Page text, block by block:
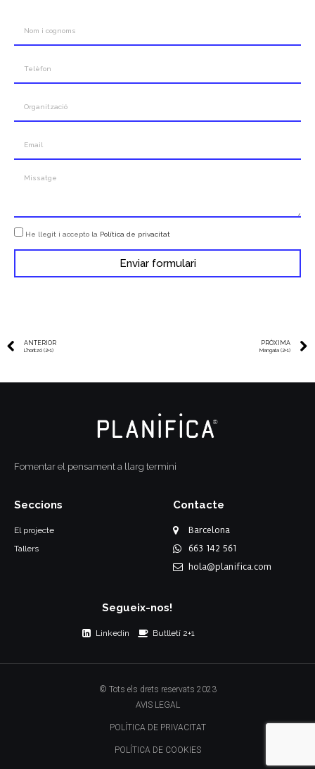
He llegit i accepto la Política de privacitat
Enviar formulari
ANTERIOR
L’horitzó (2+1)
PRÓXIMA
Mangata (2+1)
Fomentar el pensament a llarg termini
Seccions
El projecte
Tallers
Contacte
Barcelona
663 142 561
hola@planifica.com
Segueix-nos!
Linkedin Butlletí 2+1
© Tots els drets reservats 2023
AVIS LEGAL
POLÍTICA DE PRIVACITAT
POLÍTICA DE COOKIES